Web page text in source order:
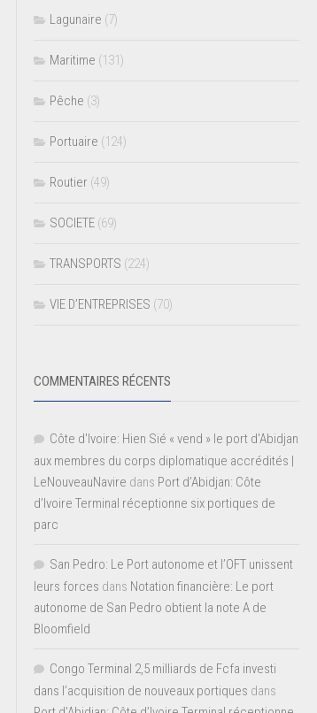
Lagunaire (7)
Maritime (131)
Pêche (3)
Portuaire (124)
Routier (49)
SOCIETE (69)
TRANSPORTS (224)
VIE D’ENTREPRISES (70)
COMMENTAIRES RÉCENTS
Côte d'Ivoire: Hien Sié « vend » le port d'Abidjan
aux membres du corps diplomatique accrédités |
LeNouveauNavire dans Port d’Abidjan: Côte
d’Ivoire Terminal réceptionne six portiques de
parc
San Pedro: Le Port autonome et l’OFT unissent
leurs forces dans Notation financière: Le port
autonome de San Pedro obtient la note A de
Bloomfield
Congo Terminal 2,5 milliards de Fcfa investi
dans l’acquisition de nouveaux portiques dans